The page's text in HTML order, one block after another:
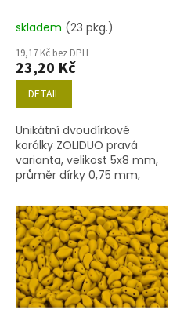
skladem (23 pkg.)
19,17 Kč bez DPH
23,20 Kč
DETAIL
Unikátní dvoudírkové
korálky ZOLIDUO pravá
varianta, velikost 5x8 mm,
průměr dírky 0,75 mm,
obsah balení 20 ks nebo
níže uvedené. Barva
křída/mat.